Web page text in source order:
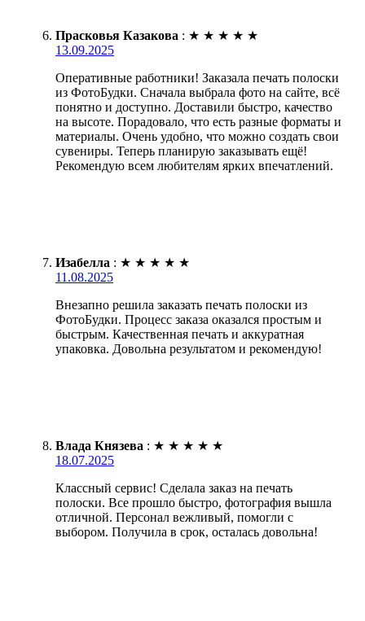
Прасковья Казакова : ★ ★ ★ ★ ★
13.09.2025
Оперативные работники! Заказала печать полоски
из ФотоБудки. Сначала выбрала фото на сайте, всё
понятно и доступно. Доставили быстро, качество
на высоте. Порадовало, что есть разные форматы и
материалы. Очень удобно, что можно создать свои
сувениры. Теперь планирую заказывать ещё!
Рекомендую всем любителям ярких впечатлений.
Изабелла : ★ ★ ★ ★ ★
11.08.2025
Внезапно решила заказать печать полоски из
ФотоБудки. Процесс заказа оказался простым и
быстрым. Качественная печать и аккуратная
упаковка. Довольна результатом и рекомендую!
Влада Князева : ★ ★ ★ ★ ★
18.07.2025
Классный сервис! Сделала заказ на печать
полоски. Все прошло быстро, фотография вышла
отличной. Персонал вежливый, помогли с
выбором. Получила в срок, осталась довольна!